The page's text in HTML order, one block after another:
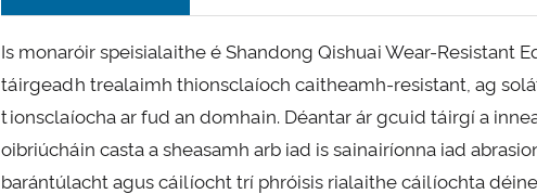
Is monaróir speisialaithe é Shandong Qishuai Wear-Resistant
táirgeadh trealaimh thionsclaíoch caitheamh-resistant, ag
tionsclaíocha ar fud an domhain. Déantar ár gcuid táirgí a
oibriúcháin casta a sheasamh arb iad is sainairíonna iad
barántúlacht agus cáilíocht trí phróisis rialaithe cáilíochta